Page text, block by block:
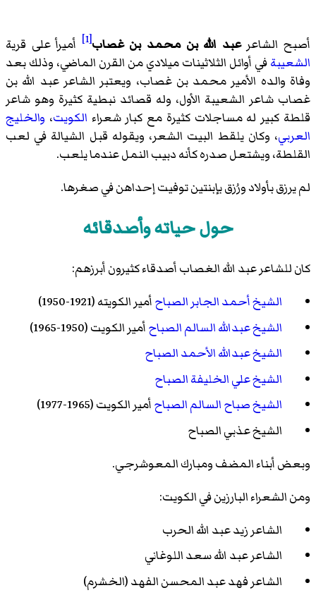
أصبح الشاعرعبد الله بن محمد بن غصاب[1]
أميرأ على قرية
الشعيبةفي أوائل الثلاثينات ميلادي من القرن الماضي، وذلك بعد
وفاة والده الأمير محمد بن غصاب، ويعتبر الشاعر عبد الله بن
غصاب شاعر الشعيبة الأول، وله قصائد نبطية كثيرة وهو شاعر
قلطة كبير له مساجلات كثيرة مع كبار شعراء الكويت، والخليج
العربي، وكان يلقط البيت الشعر، ويقوله قبل الشيالة في لعب
القلطة، ويشتعل صدره كأنه دبيب النمل عندما يلعب.
لم يرزق بأولاد ورُزق بإبنتين توفيت إحداهن في صغرها.
حول حياته وأصدقائه
كان للشاعر عبد الله الغصاب أصدقاء كثيرون أبرزهم:
الشيخ أحمد الجابر الصباحأمير الكويته (1921-1950)
الشيخ عبدالله السالم الصباحأمير الكويت (1950-1965)
الشيخ عبدالله الأحمد الصباح
الشيخ علي الخليفة الصباح
الشيخ صباح السالم الصباحأمير الكويت (1965-1977)
الشيخ عذبي الصباح
وبعض أبناء المضف ومبارك المعوشرجي.
ومن الشعراء البارزين في الكويت:
الشاعر زيد عبد الله الحرب
الشاعر عبد الله سعد اللوغاني
الشاعر فهد عبد المحسن الفهد (الخشرم)